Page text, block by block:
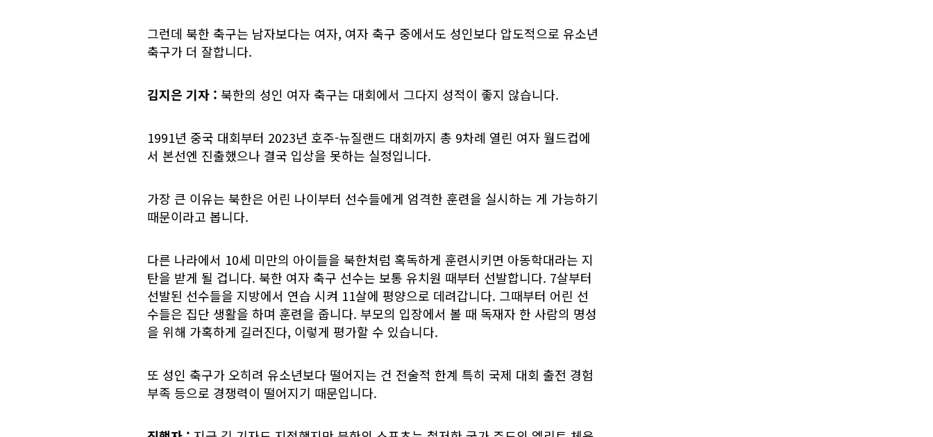
그런데 북한 축구는 남자보다는 여자, 여자 축구 중에서도 성인보다 압도적으로 유소년
축구가 더 잘합니다.
김지은 기자 : 북한의 성인 여자 축구는 대회에서 그다지 성적이 좋지 않습니다.
1991년 중국 대회부터 2023년 호주-뉴질랜드 대회까지 총 9차례 열린 여자 월드컵에
서 본선엔 진출했으나 결국 입상을 못하는 실정입니다.
가장 큰 이유는 북한은 어린 나이부터 선수들에게 엄격한 훈련을 실시하는 게 가능하기
때문이라고 봅니다.
다른 나라에서 10세 미만의 아이들을 북한처럼 혹독하게 훈련시키면 아동학대라는 지
탄을 받게 될 겁니다. 북한 여자 축구 선수는 보통 유치원 때부터 선발합니다. 7살부터
선발된 선수들을 지방에서 연습 시켜 11살에 평양으로 데려갑니다. 그때부터 어린 선
수들은 집단 생활을 하며 훈련을 줍니다. 부모의 입장에서 볼 때 독재자 한 사람의 명성
을 위해 가혹하게 길러진다, 이렇게 평가할 수 있습니다.
또 성인 축구가 오히려 유소년보다 떨어지는 건 전술적 한계 특히 국제 대회 출전 경험
부족 등으로 경쟁력이 떨어지기 때문입니다.